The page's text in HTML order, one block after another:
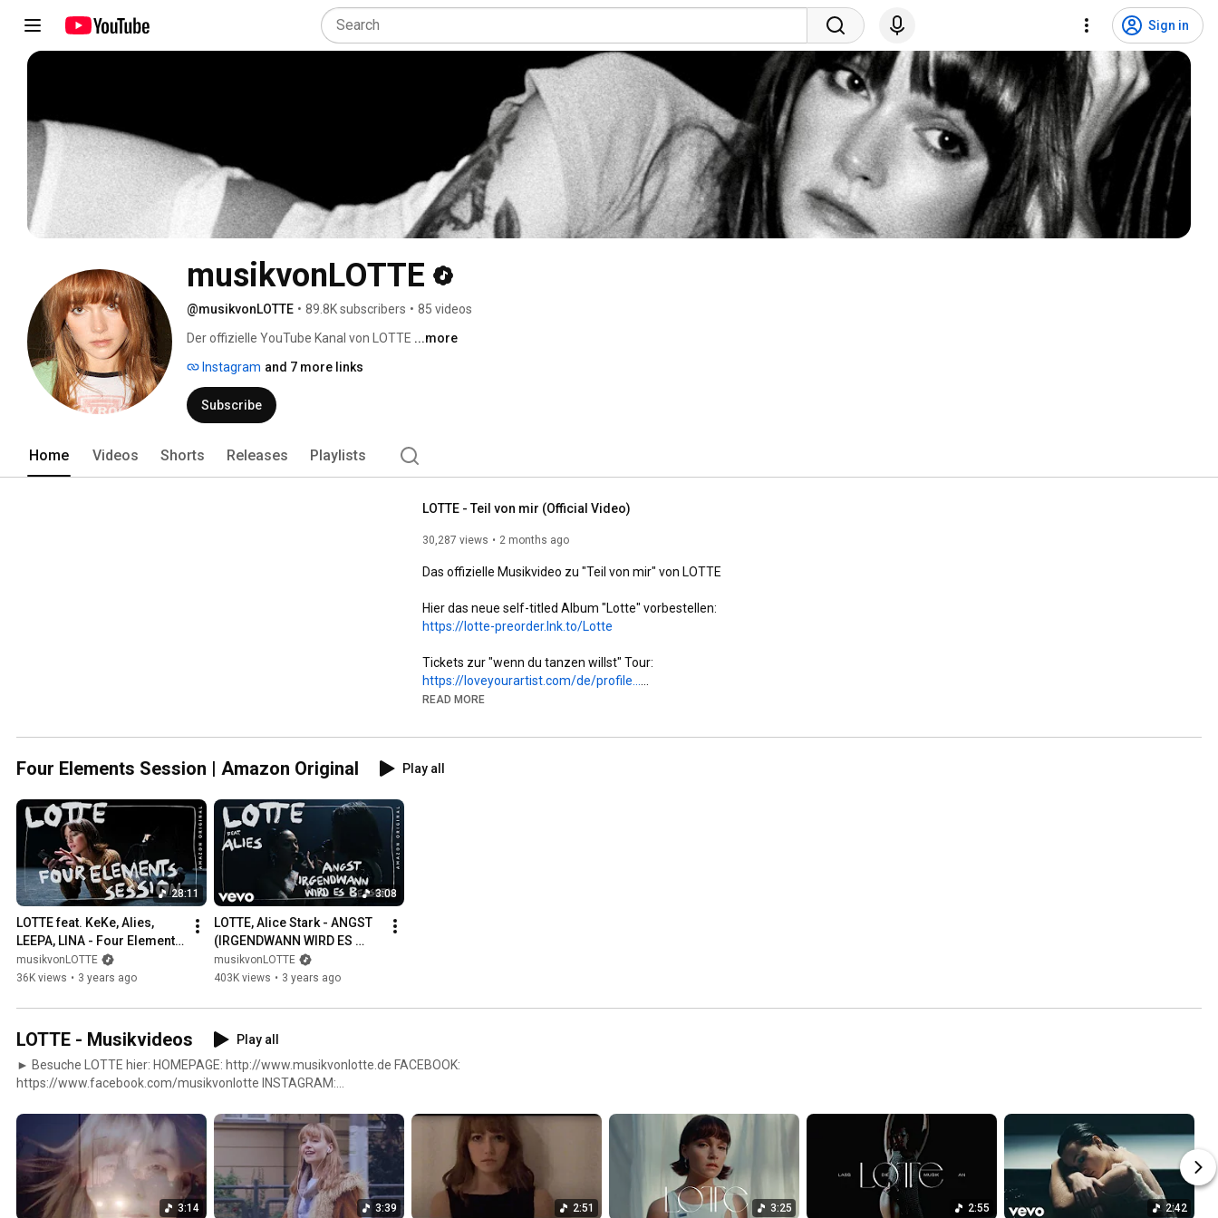
Sign in
musikvonLOTTE
@musikvonLOTTE • 89.8K subscribers • 85 videos
Der offizielle YouTube Kanal von LOTTE ...more
Instagram and 7 more links
Subscribe
Home Videos Shorts Releases Playlists
LOTTE - Teil von mir (Official Video)
30,287 views 2 months ago
Das offizielle Musikvideo zu "Teil von mir" von LOTTE
https://lotte-preorder.lnk.to/Lotte
https://loveyourartist.com/de/profile...
HOMEPAGE: https://www.musikvonlotte.de/
TIKTOK:
2.⁠ ⁠AC: Josefa Geis https://www.instagram.com/josefamarieee/
https://www.instagram.com/sashafktrv/
Styling: Rike Schülter https://www.instagram.com/rikeschluet...
HMU: Florina Vyas
https://www.instagram.com/florinavyas/
Edit: Max Heeb https://www.instagram.com/max.heeb/
VFX: Oskar Sieblitz https://www.instagram.com/oskarsieblitz/
Rental: See You Rent
https://www.instagram.com/seeyourent/
READ MORE
Four Elements Session | Amazon Original Play all
28:11
LOTTE feat. KeKe, Alies,
LEEPA, LINA - Four Elements
Session (Amazon Original)
musikvonLOTTE
36K views • 3 years ago
3:08
LOTTE, Alice Stark - ANGST
(IRGENDWANN WIRD ES
BESSER) (Four Elements
Session - Amazon Original)
musikvonLOTTE
403K views • 3 years ago
LOTTE - Musikvideos
Play all
► Besuche LOTTE hier: HOMEPAGE: http://www.musikvonlotte.de FACEBOOK:
https://www.facebook.com/musikvonlotte INSTAGRAM:
3:14 3:39 2:51 3:25 2:55 2:42